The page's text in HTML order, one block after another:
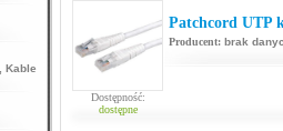
Kable
Dostępność:
dostępne
Patchcord UTP
Producent: brak